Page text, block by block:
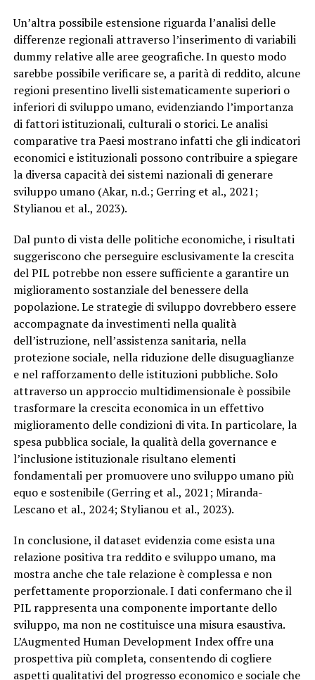
Un’altra possibile estensione riguarda l’analisi delle
differenze regionali attraverso l’inserimento di variabili
dummy relative alle aree geografiche. In questo modo
sarebbe possibile verificare se, a parità di reddito, alcune
regioni presentino livelli sistematicamente superiori o
inferiori di sviluppo umano, evidenziando l’importanza
di fattori istituzionali, culturali o storici. Le analisi
comparative tra Paesi mostrano infatti che gli indicatori
economici e istituzionali possono contribuire a spiegare
la diversa capacità dei sistemi nazionali di generare
sviluppo umano (Akar, n.d.; Gerring et al., 2021;
Stylianou et al., 2023).
Dal punto di vista delle politiche economiche, i risultati
suggeriscono che perseguire esclusivamente la crescita
del PIL potrebbe non essere sufficiente a garantire un
miglioramento sostanziale del benessere della
popolazione. Le strategie di sviluppo dovrebbero essere
accompagnate da investimenti nella qualità
dell’istruzione, nell’assistenza sanitaria, nella
protezione sociale, nella riduzione delle disuguaglianze
e nel rafforzamento delle istituzioni pubbliche. Solo
attraverso un approccio multidimensionale è possibile
trasformare la crescita economica in un effettivo
miglioramento delle condizioni di vita. In particolare, la
spesa pubblica sociale, la qualità della governance e
l’inclusione istituzionale risultano elementi
fondamentali per promuovere uno sviluppo umano più
equo e sostenibile (Gerring et al., 2021; Miranda-
Lescano et al., 2024; Stylianou et al., 2023).
In conclusione, il dataset evidenzia come esista una
relazione positiva tra reddito e sviluppo umano, ma
mostra anche che tale relazione è complessa e non
perfettamente proporzionale. I dati confermano che il
PIL rappresenta una componente importante dello
sviluppo, ma non ne costituisce una misura esaustiva.
L’Augmented Human Development Index offre una
prospettiva più completa, consentendo di cogliere
aspetti qualitativi del progresso economico e sociale che